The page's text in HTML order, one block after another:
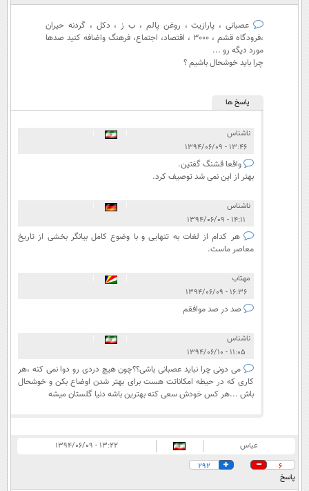
عصبانی ، پارازیت ، روغن پالم ، ب ز ، دکل ، گردنه حیران
،فرودگاه قشم ، 3000 ، اقتصاد، اجتماع، فرهنگ واضافه کنید صدها
مورد دیگه رو ...
چرا باید خوشحال باشیم ؟
پاسخ ها
ناشناس
۱۳:۴۶ - ۱۳۹۴/۰۶/۰۹
واقعا قشنگ گفتین.
بهتر از این نمی شد توصیف کرد.
ناشناس
۱۴:۱۱ - ۱۳۹۴/۰۶/۰۹
هر کدام از لغات به تنهایی و با وضوع کامل بیانگر بخشی از تاریخ
معاصر ماست.
مهتاب
۱۶:۳۶ - ۱۳۹۴/۰۶/۰۹
صد در صد موافقم
ناشناس
۱۱:۰۵ - ۱۳۹۴/۰۶/۱۰
می دونی چرا نباید عصبانی باشی؟؟چون هیچ دردی رو دوا نمی کنه ،هر
کاری که در حیطه امکاناتت هست برای بهتر شدن اوضاع بکن و خوشحال
باش ...هر کس خودش سعی کنه بهترین باشه دنیا گلستان میشه
عباس
۱۳:۲۲ - ۱۳۹۴/۰۶/۰۹
6
292
پاسخ